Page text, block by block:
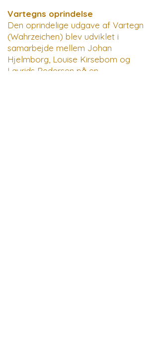
Vartegns oprindelse
Den oprindelige udgave af Vartegn
(Wahrzeichen) blev udviklet i
samarbejde mellem Johan
Hjelmborg, Louise Kirsebom og
Laurids Pedersen på en